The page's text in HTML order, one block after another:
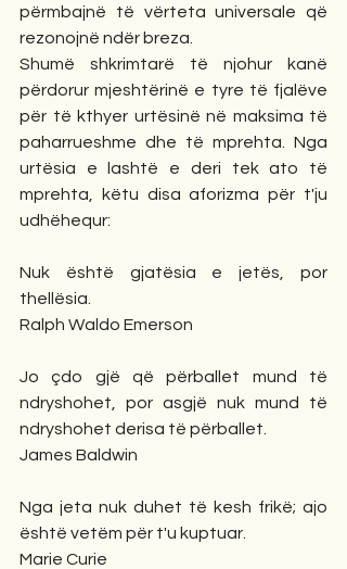
përmbajnë të vërteta universale që
rezonojnë ndër breza.
Shumë shkrimtarë të njohur kanë
përdorur mjeshtërinë e tyre të fjalëve
për të kthyer urtësinë në maksima të
paharrueshme dhe të mprehta. Nga
urtësia e lashtë e deri tek ato të
mprehta, këtu disa aforizma për t'ju
udhëhequr:
Nuk është gjatësia e jetës, por
thellësia.
Ralph Waldo Emerson
Jo çdo gjë që përballet mund të
ndryshohet, por asgjë nuk mund të
ndryshohet derisa të përballet.
James Baldwin
Nga jeta nuk duhet të kesh frikë; ajo
është vetëm për t'u kuptuar.
Marie Curie